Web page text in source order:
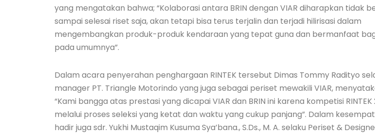
yang mengatakan bahwa; “Kolaborasi antara BRIN dengan VIAR diharapkan tidak
sampai selesai riset saja, akan tetapi bisa terus terjalin dan terjadi hilirisasi dalam
mengembangkan produk-produk kendaraan yang tepat guna dan bermanfaat
pada umumnya”.
Dalam acara penyerahan penghargaan RINTEK tersebut Dimas Tommy Radityo
manager PT. Triangle Motorindo yang juga sebagai periset mewakili VIAR,
“Kami bangga atas prestasi yang dicapai VIAR dan BRIN ini karena kompetisi RINTEK
melalui proses seleksi yang ketat dan waktu yang cukup panjang”. Dalam
hadir juga sdr. Yukhi Mustaqim Kusuma Sya’bana., S.Ds., M. A. selaku Periset &